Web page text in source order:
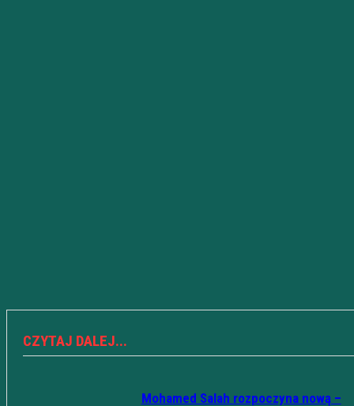
CZYTAJ DALEJ...
Mohamed Salah rozpoczyna nową –